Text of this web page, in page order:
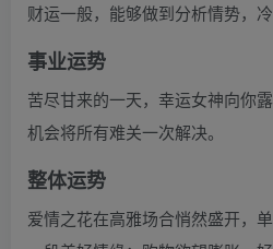
财运一般，能够做到分析情势，
事业运势
苦尽甘来的一天，幸运女神向你
机会将所有难关一次解决。
整体运势
爱情之花在高雅场合悄然盛开，